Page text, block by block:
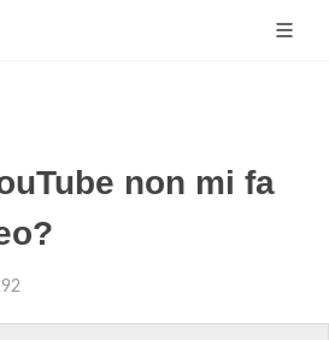
non mi fa